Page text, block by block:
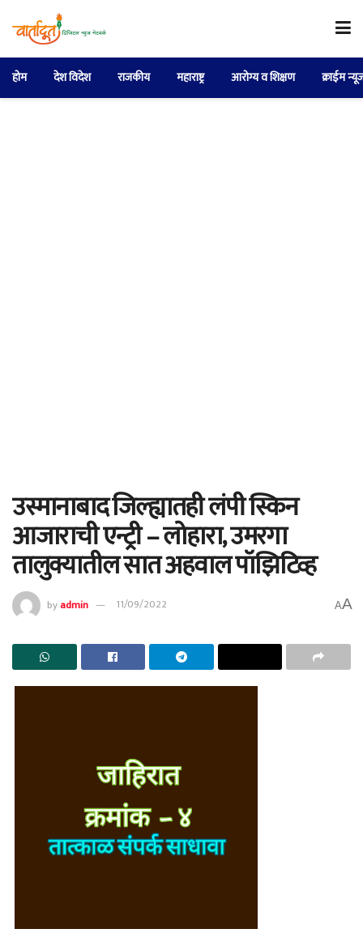
होम देश विदेश राजकीय महाराष्ट्र आरोग्य व शिक्षण क्राईम
उस्मानाबाद जिल्ह्यातही लंपी स्किन
आजाराची एन्ट्री – लोहारा, उमरगा
तालुक्यातील सात अहवाल पॉझिटिव्ह
byadmin 11/09/2022 AA